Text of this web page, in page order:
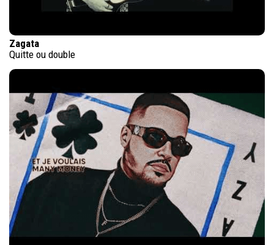
Zagata
Quitte ou double